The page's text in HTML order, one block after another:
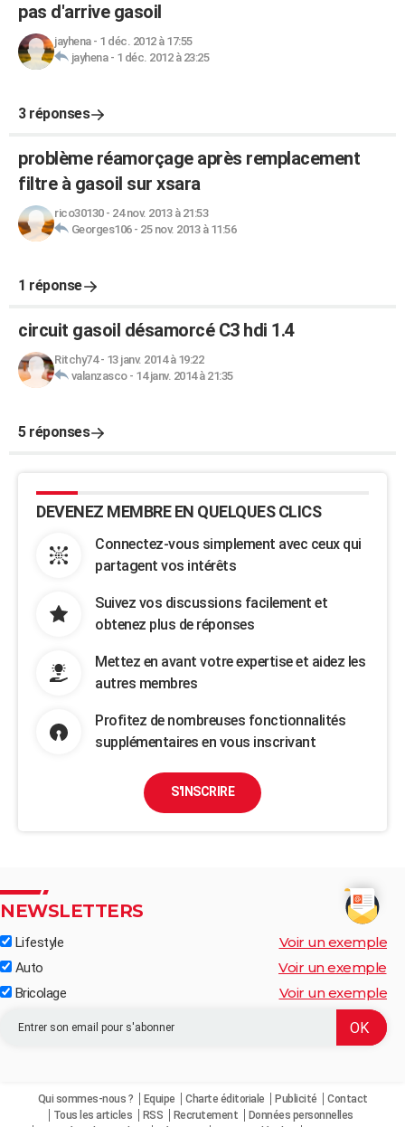
pas d'arrive gasoil
jayhena- 1 déc. 2012 à 17:55
jayhena- 1 déc. 2012 à 23:25
3 réponses
problème réamorçage après remplacement
filtre à gasoil sur xsara
rico30130- 24 nov. 2013 à 21:53
Georges106- 25 nov. 2013 à 11:56
1 réponse
circuit gasoil désamorcé C3 hdi 1.4
Ritchy74- 13 janv. 2014 à 19:22
valanzasco- 14 janv. 2014 à 21:35
5 réponses
DEVENEZ MEMBRE EN QUELQUES CLICS
Connectez-vous simplement avec ceux qui
partagent vos intérêts
Suivez vos discussions facilement et
obtenez plus de réponses
Mettez en avant votre expertise et aidez les
autres membres
Profitez de nombreuses fonctionnalités
supplémentaires en vous inscrivant
S'INSCRIRE
NEWSLETTERS
Lifestyle Voir un exemple
Auto Voir un exemple
Bricolage Voir un exemple
Qui sommes-nous ? Equipe Charte éditoriale Publicité
Contact
Tous les articles
RSS Recrutement
Données personnelles